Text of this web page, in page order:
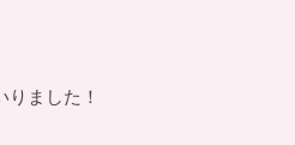
ました！